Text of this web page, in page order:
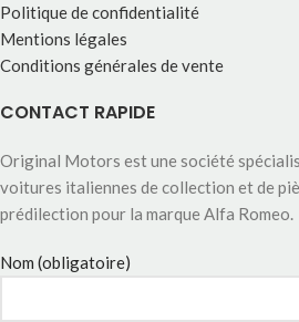
Politique de confidentialité
Mentions légales
Conditions générales de vente
CONTACT RAPIDE
Original Motors est une société
voitures italiennes de collection et de
prédilection pour la marque Alfa Romeo.
Nom (obligatoire)